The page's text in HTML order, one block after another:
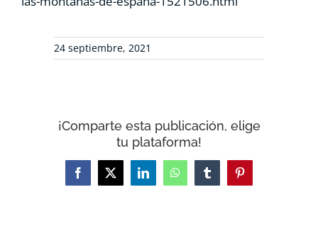
24 septiembre, 2021
¡Comparte esta publicación, elige
tu plataforma!
Facebook
X LinkedInWhatsAppTumblrPinterest